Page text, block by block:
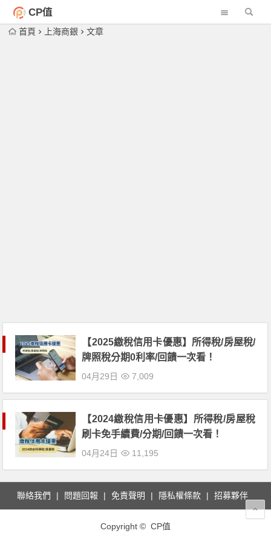
CP值
首頁 上海商銀 文章
【2025繳稅信用卡優惠】所得稅/房屋稅/
牌照稅分期0利率/回饋一次看！
04月29日 7,009
【2024繳稅信用卡優惠】所得稅/房屋稅
刷卡免手續費/分期/回饋一次看！
04月24日 11,195
聯絡我們 問題回報 免責聲明 隱私權條款 招募夥伴
Copyright © CP值